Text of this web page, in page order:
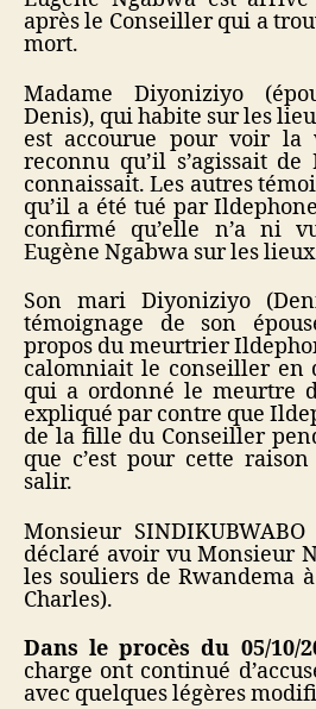
après le Conseiller qui a
mort.
Madame Diyoniziyo
Denis), qui habite sur les
est accourue pour voir la
reconnu qu’il s’agissait de
connaissait. Les autres
qu’il a été tué par
confirmé qu’elle n’a ni
Eugène Ngabwa sur les
Son mari Diyoniziyo
témoignage de son
propos du meurtrier
calomniait le conseiller en
qui a ordonné le meurtre
expliqué par contre que
de la fille du Conseiller
que c’est pour cette
salir.
Monsieur
déclaré avoir vu Monsieur
les souliers de Rwandema
Charles).
Dans le procès du 05/10/
charge ont continué
avec quelques légères